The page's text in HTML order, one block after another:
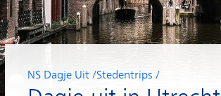
NS Dagje Uit Stedentrips